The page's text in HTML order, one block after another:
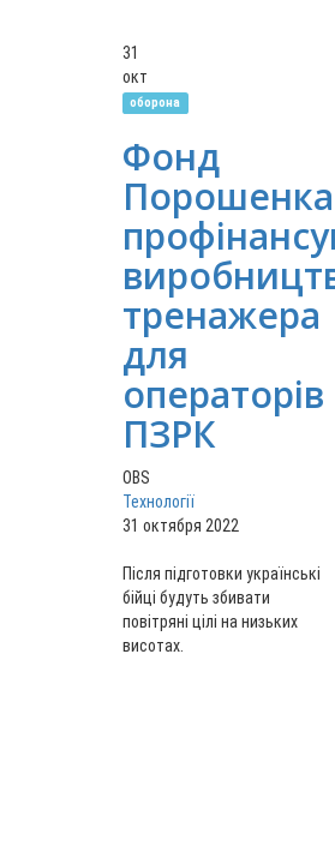
31
окт
оборона
Фонд
Порошенка
тренажера
для
операторів
ПЗРК
OBS
Технології
31 октября 2022
Після підготовки українські
бійці будуть збивати
повітряні цілі на низьких
висотах.